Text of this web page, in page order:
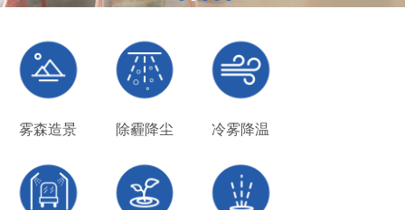
雾森造景 除霾降尘 冷雾降温